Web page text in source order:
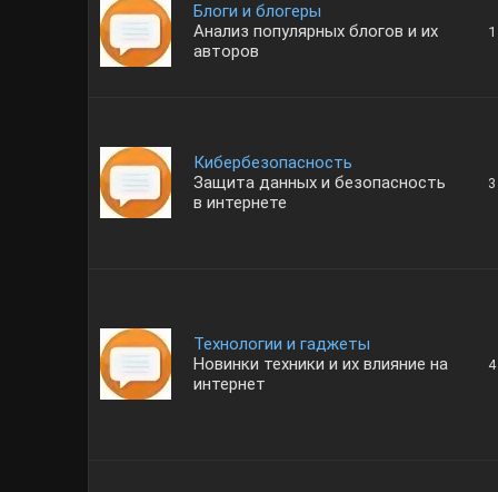
Блоги и блогеры
Анализ популярных блогов и их
авторов
1
Кибербезопасность
Защита данных и безопасность
в интернете
3
Технологии и гаджеты
Новинки техники и их влияние на
интернет
4